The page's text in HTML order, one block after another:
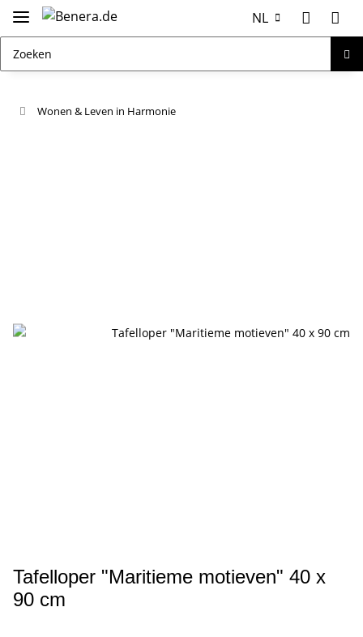
NL
Wonen & Leven in Harmonie
Tafelloper "Maritieme motieven" 40 x
90 cm